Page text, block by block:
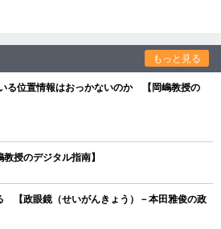
もっと見る
る位置情報はおっかないのか 【岡嶋教授の
授のデジタル指南】
【政眼鏡（せいがんきょう）－本田雅俊の政